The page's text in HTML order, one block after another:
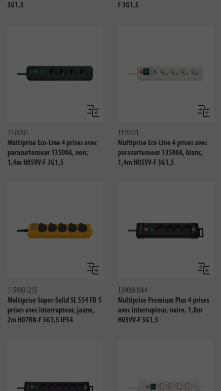
3G1,5
F 3G1,5
Comparer
1159701
Multiprise Eco-Line 4 prises avec
parasurtenseur 13500A, noir,
1,4m H05VV-F 3G1,5
1159721
Multiprise Eco-Line 4 prises avec
parasurtenseur 13500A, blanc,
1,4m H05VV-F 3G1,5
Comparer
1159901215
Multiprise Super-Solid SL 554 FR 5
prises avec interrupteur, jaune,
2m H07RN-F 3G1,5 IP54
1390001064
Multiprise Premium Plus 4 prises
avec interrupteur, noire, 1,8m
H05VV-F 3G1,5